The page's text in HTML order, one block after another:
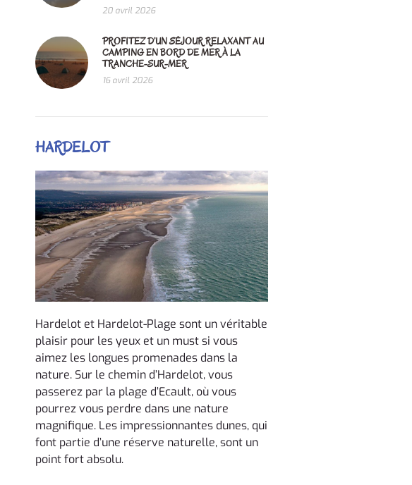
20 avril 2026
PROFITEZ D’UN SÉJOUR RELAXANT AU
CAMPING EN BORD DE MER À LA
TRANCHE-SUR-MER
16 avril 2026
HARDELOT
Hardelot et Hardelot-Plage sont un véritable
plaisir pour les yeux et un must si vous
aimez les longues promenades dans la
nature. Sur le chemin d’Hardelot, vous
passerez par la plage d’Ecault, où vous
pourrez vous perdre dans une nature
magnifique. Les impressionnantes dunes, qui
font partie d’une réserve naturelle, sont un
point fort absolu.